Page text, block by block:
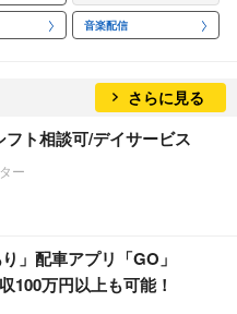
音楽配信
さらに見る
フト相談可/デイサービス
ー
」配車アプリ「GO」
100万円以上も可能！